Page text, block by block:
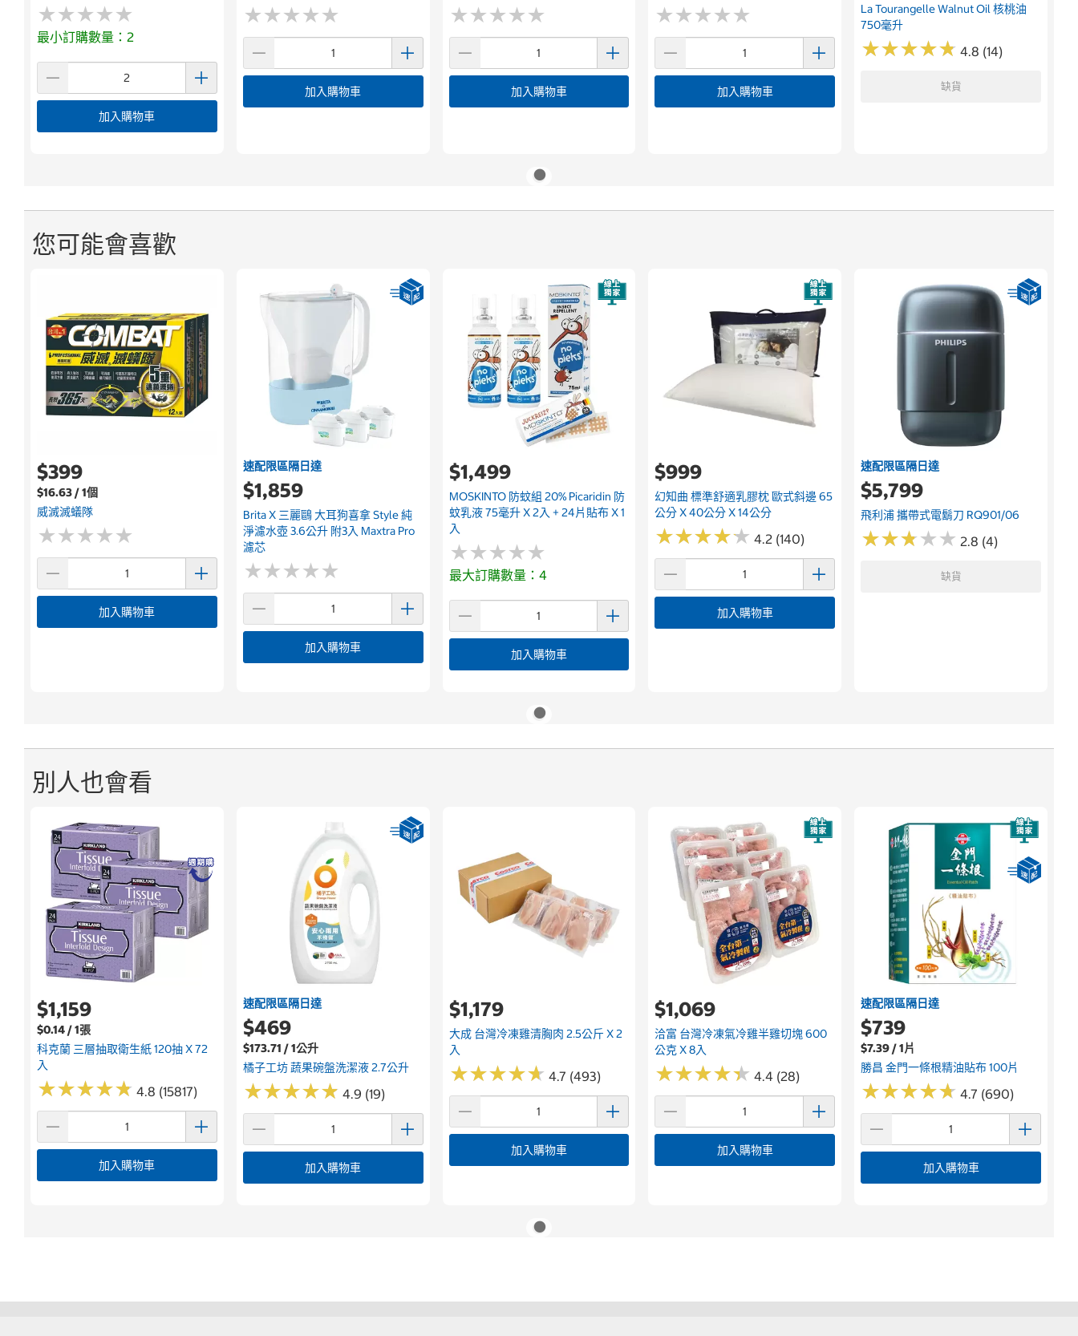
★★★★★
★★★★★
最小訂購數量：2
加入購物車
★★★★★
★★★★★
加入購物車
★★★★★
★★★★★
加入購物車
★★★★★
★★★★★
加入購物車
La Tourangelle Walnut Oil 核桃油
750毫升
★★★★★
★★★★★ 4.8 (14)
缺貨
您可能會喜歡
$399
$16.63 / 1個
威滅滅蟻隊
★★★★★
★★★★★
加入購物車
速配限區隔日達
$1,859
Brita X 三麗鷗 大耳狗喜拿 Style 純
淨濾水壺 3.6公升 附3入 Maxtra Pro
濾芯
★★★★★
★★★★★
加入購物車
$1,499
MOSKINTO 防蚊組 20% Picaridin 防
蚊乳液 75毫升 X 2入 + 24片貼布 X 1
入
★★★★★
★★★★★
最大訂購數量：4
加入購物車
$999
幻知曲 標準舒適乳膠枕 歐式斜邊 65
公分 X 40公分 X 14公分
★★★★★
★★★★★ 4.2 (140)
加入購物車
速配限區隔日達
$5,799
飛利浦 攜帶式電鬍刀 RQ901/06
★★★★★
★★★★★ 2.8 (4)
缺貨
別人也會看
$1,159
$0.14 / 1張
科克蘭 三層抽取衛生紙 120抽 X 72
入
★★★★★
★★★★★ 4.8 (15817)
加入購物車
速配限區隔日達
$469
$173.71 / 1公升
橘子工坊 蔬果碗盤洗潔液 2.7公升
★★★★★
★★★★★ 4.9 (19)
加入購物車
$1,179
大成 台灣冷凍雞清胸肉 2.5公斤 X 2
入
★★★★★
★★★★★ 4.7 (493)
加入購物車
$1,069
洽富 台灣冷凍氣冷雞半雞切塊 600
公克 X 8入
★★★★★
★★★★★ 4.4 (28)
加入購物車
速配限區隔日達
$739
$7.39 / 1片
勝昌 金門一條根精油貼布 100片
★★★★★
★★★★★ 4.7 (690)
加入購物車